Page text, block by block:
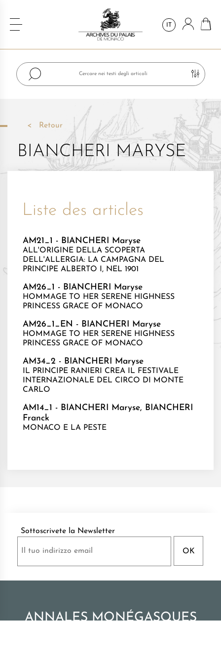
IT
Retour
BIANCHERI MARYSE
Liste des articles
AM21_1 - BIANCHERI Maryse
ALL'ORIGINE DELLA SCOPERTA
DELL'ALLERGIA: LA CAMPAGNA DEL
PRINCIPE ALBERTO I, NEL 1901
AM26_1 - BIANCHERI Maryse
HOMMAGE TO HER SERENE HIGHNESS
PRINCESS GRACE OF MONACO
AM26_1_EN - BIANCHERI Maryse
HOMMAGE TO HER SERENE HIGHNESS
PRINCESS GRACE OF MONACO
AM34_2 - BIANCHERI Maryse
IL PRINCIPE RANIERI CREA IL FESTIVALE
INTERNAZIONALE DEL CIRCO DI MONTE
CARLO
AM14_1 - BIANCHERI Maryse, BIANCHERI
Franck
MONACO E LA PESTE
Sottoscrivete la Newsletter
ANNALES MONÉGASQUES